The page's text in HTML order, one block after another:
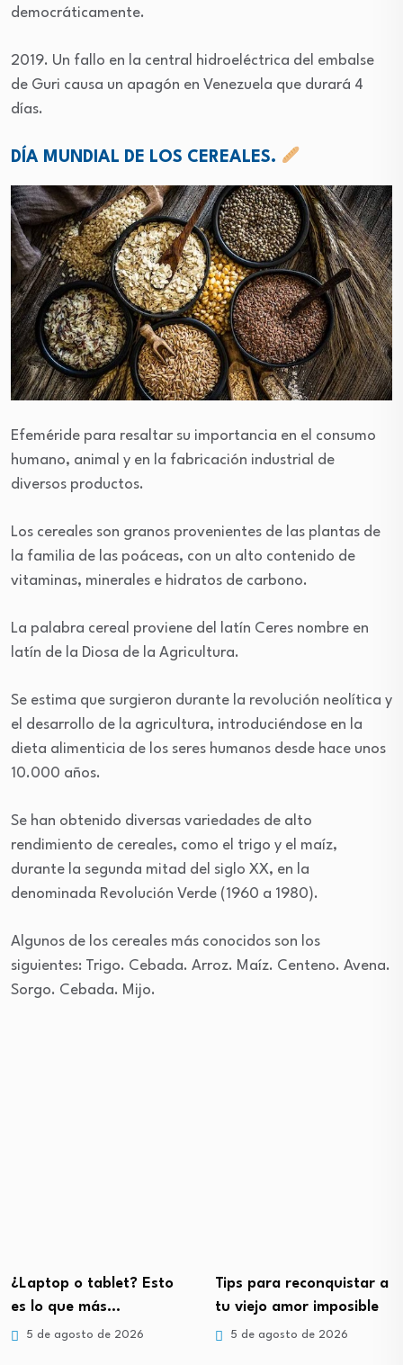
democráticamente.
2019. Un fallo en la central hidroeléctrica del embalse
de Guri causa un apagón en Venezuela que durará 4
días.
DÍA MUNDIAL DE LOS CEREALES.
Efeméride para resaltar su importancia en el consumo
humano, animal y en la fabricación industrial de
diversos productos.
Los cereales son granos provenientes de las plantas de
la familia de las poáceas, con un alto contenido de
vitaminas, minerales e hidratos de carbono.
La palabra cereal proviene del latín Ceres nombre en
latín de la Diosa de la Agricultura.
Se estima que surgieron durante la revolución neolítica y
el desarrollo de la agricultura, introduciéndose en la
dieta alimenticia de los seres humanos desde hace unos
10.000 años.
Se han obtenido diversas variedades de alto
rendimiento de cereales, como el trigo y el maíz,
durante la segunda mitad del siglo XX, en la
denominada Revolución Verde (1960 a 1980).
Algunos de los cereales más conocidos son los
siguientes: Trigo. Cebada. Arroz. Maíz. Centeno. Avena.
Sorgo. Cebada. Mijo.
¿Laptop o tablet? Esto
es lo que más…
5 de agosto de 2026
Tips para reconquistar a
tu viejo amor imposible
5 de agosto de 2026